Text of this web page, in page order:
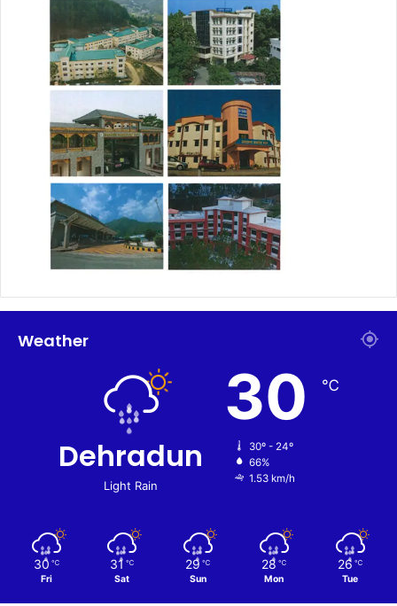
Weather
Dehradun
Light Rain
30 ℃
30º - 24º
66%
1.53 km/h
30 ℃
Fri
31 ℃
Sat
29 ℃
Sun
28 ℃
Mon
26 ℃
Tue